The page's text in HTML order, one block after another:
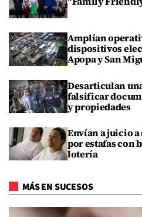
Amplían
dispositivos
Apopa y San
Desarticulan
falsificar
y propiedades
Envían a juicio
por estafas con
lotería
MÁS EN SUCESOS